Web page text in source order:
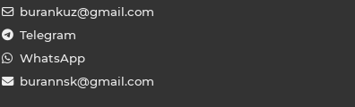
burankuz@gmail.com
Telegram
WhatsApp
burannsk@gmail.com